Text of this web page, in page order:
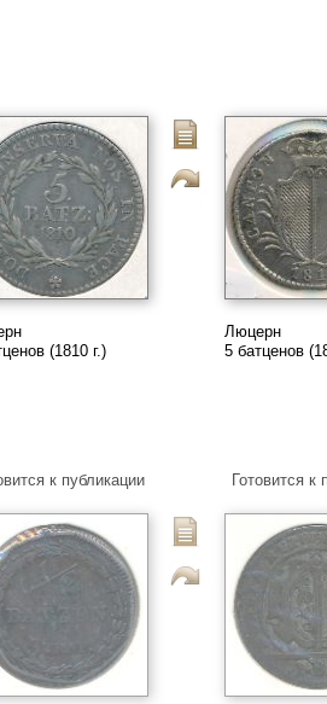
(1810 г.)
Люцерн
5 батценов
к публикации Готовится к